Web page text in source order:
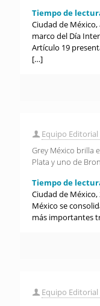
Tiempo de
Ciudad de México,
marco del Día
Artículo 19
[…]
Equipo
Grey México brilla
Plata y uno de
Tiempo de
Ciudad de México,
México se
más importantes
Equipo